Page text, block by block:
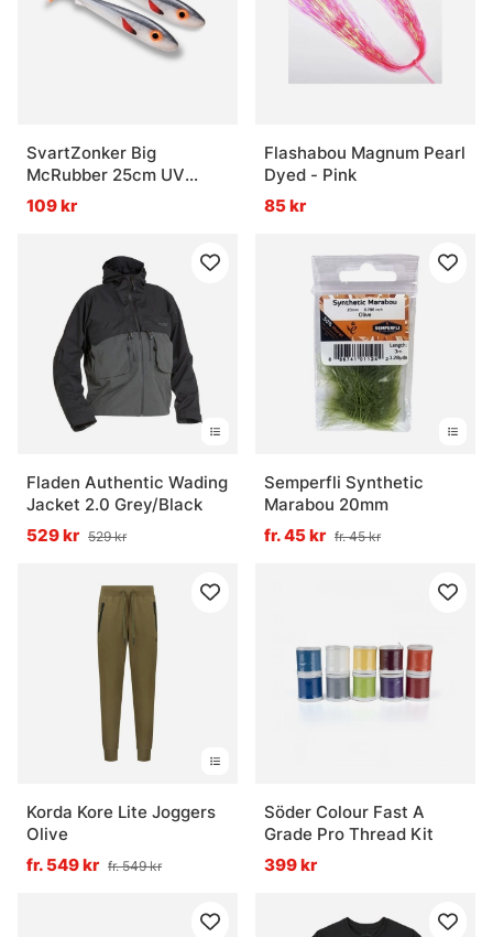
SvartZonker Big
McRubber 25cm UV
Series (2-pack) - Herring
109 kr
Flashabou Magnum Pearl
Dyed - Pink
85 kr
Fladen Authentic Wading
Jacket 2.0 Grey/Black
529 kr 529 kr
Semperfli Synthetic
Marabou 20mm
fr. 45 kr fr. 45 kr
Korda Kore Lite Joggers
Olive
fr. 549 kr fr. 549 kr
Söder Colour Fast A
Grade Pro Thread Kit
399 kr